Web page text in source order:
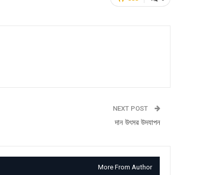
NEXT POST
দান উৎসৱ উদযাপন
More From Author